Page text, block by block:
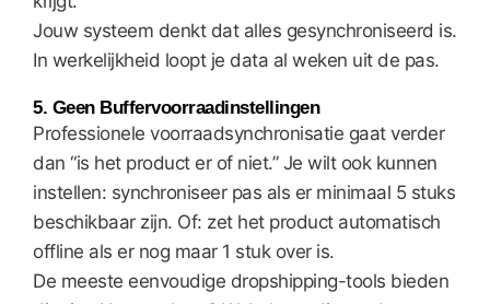
Jouw systeem denkt dat alles gesynchroniseerd is.
In werkelijkheid loopt je data al weken uit de pas.
5. Geen Buffervoorraadinstellingen
Professionele voorraadsynchronisatie gaat verder
dan “is het product er of niet.” Je wilt ook kunnen
instellen: synchroniseer pas als er minimaal 5 stuks
beschikbaar zijn. Of: zet het product automatisch
offline als er nog maar 1 stuk over is.
De meeste eenvoudige dropshipping-tools bieden